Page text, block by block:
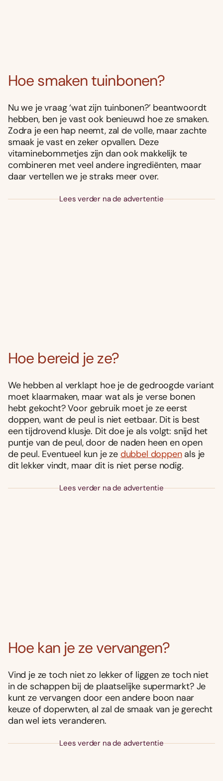
Hoe smaken tuinbonen?
Nu we je vraag ‘wat zijn tuinbonen?’ beantwoordt
hebben, ben je vast ook benieuwd hoe ze smaken.
Zodra je een hap neemt, zal de volle, maar zachte
smaak je vast en zeker opvallen. Deze
vitaminebommetjes zijn dan ook makkelijk te
combineren met veel andere ingrediënten, maar
daar vertellen we je straks meer over.
Lees verder na de advertentie
Hoe bereid je ze?
We hebben al verklapt hoe je de gedroogde variant
moet klaarmaken, maar wat als je verse bonen
hebt gekocht? Voor gebruik moet je ze eerst
doppen, want de peul is niet eetbaar. Dit is best
een tijdrovend klusje. Dit doe je als volgt: snijd het
puntje van de peul, door de naden heen en open
de peul. Eventueel kun je ze dubbel doppenals je
dit lekker vindt, maar dit is niet perse nodig.
Lees verder na de advertentie
Hoe kan je ze vervangen?
Vind je ze toch niet zo lekker of liggen ze toch niet
in de schappen bij de plaatselijke supermarkt? Je
kunt ze vervangen door een andere boon naar
keuze of doperwten, al zal de smaak van je gerecht
dan wel iets veranderen.
Lees verder na de advertentie